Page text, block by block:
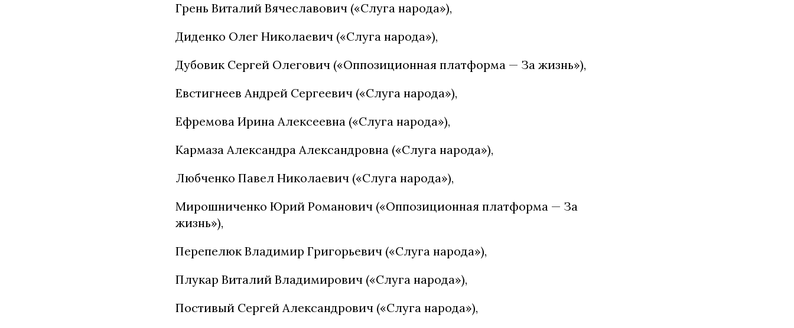
Грень Виталий Вячеславович («Слуга народа»),
Диденко Олег Николаевич («Слуга народа»),
Дубовик Сергей Олегович («Оппозиционная платформа — За жизнь»),
Евстигнеев Андрей Сергеевич («Слуга народа»),
Ефремова Ирина Алексеевна («Слуга народа»),
Кармаза Александра Александровна («Слуга народа»),
Любченко Павел Николаевич («Слуга народа»),
Мирошниченко Юрий Романович («Оппозиционная платформа — За
жизнь»),
Перепелюк Владимир Григорьевич («Слуга народа»),
Плукар Виталий Владимирович («Слуга народа»),
Постивый Сергей Александрович («Слуга народа»),